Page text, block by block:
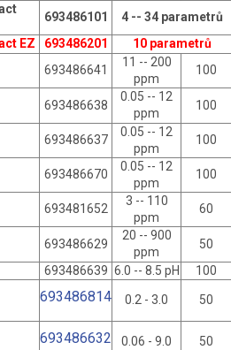
693486101
4 -- 34 parametrů
EZ 693486201
10 parametrů
693486641
11 -- 200
ppm
100
693486638
0.05 -- 12
ppm
100
693486637
0.05 -- 12
ppm
100
693486670
0.05 -- 12
ppm
100
693481652
3 -- 110
ppm
60
693486629
20 -- 900
ppm
50
693486639 6.0 -- 8.5 pH 100
693486814 0.2 - 3.0 50
693486632 0.06 - 9.0 50